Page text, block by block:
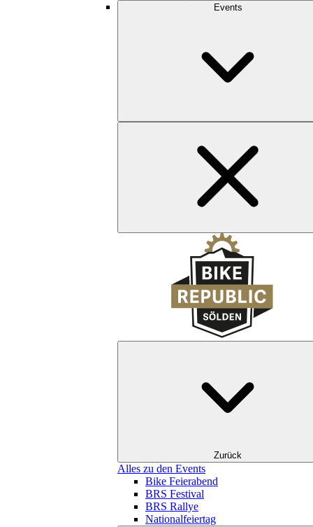
Events
Zurück
Alles zu den Events
Bike Feierabend
BRS Festival
BRS Rallye
Nationalfeiertag